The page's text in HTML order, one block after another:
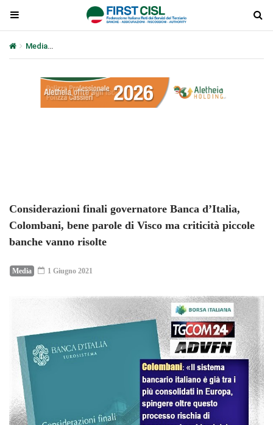
Media
Considerazioni finali governatore Banca d’Italia,
Colombani, bene parole di Visco ma criticità piccole
banche vanno risolte
Media 1 Giugno 2021